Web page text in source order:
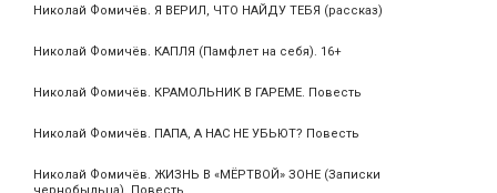
Николай Фомичёв. Я ВЕРИЛ, ЧТО НАЙДУ ТЕБЯ (рассказ)
Николай Фомичёв. КАПЛЯ (Памфлет на себя). 16+
Николай Фомичёв. КРАМОЛЬНИК В ГАРЕМЕ. Повесть
Николай Фомичёв. ПАПА, А НАС НЕ УБЬЮТ? Повесть
Николай Фомичёв. ЖИЗНЬ В «МЁРТВОЙ» ЗОНЕ (Записки